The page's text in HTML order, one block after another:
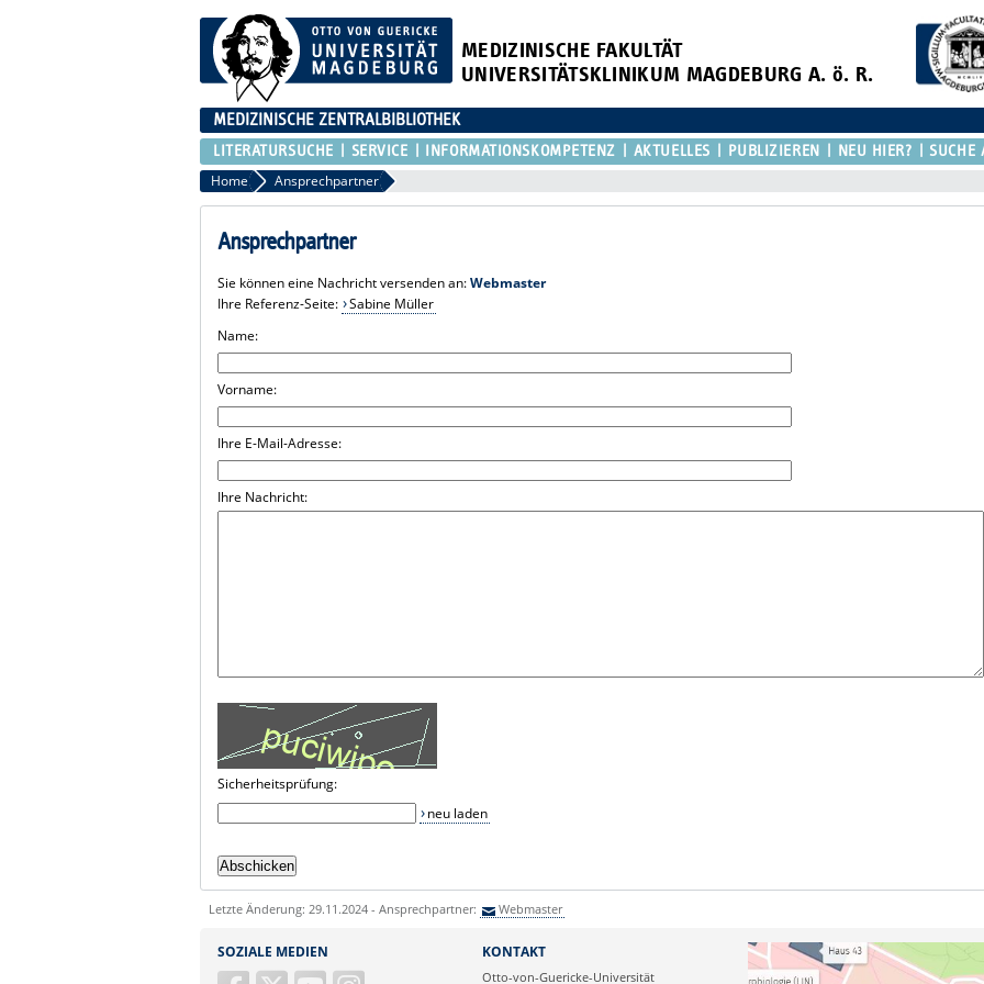
MEDIZINISCHE FAKULTÄT
UNIVERSITÄTSKLINIKUM MAGDEBURG A. ö. R.
MEDIZINISCHE ZENTRALBIBLIOTHEK
LITERATURSUCHE SERVICE INFORMATIONSKOMPETENZ AKTUELLES PUBLIZIEREN NEU HIER? SUCHE
Home Ansprechpartner
Ansprechpartner
Sie können eine Nachricht versenden an:Webmaster
Ihre Referenz-Seite: Sabine Müller
Name:
Vorname:
Ihre E-Mail-Adresse:
Ihre Nachricht:
Sicherheitsprüfung:
neu laden
Letzte Änderung: 29.11.2024 - Ansprechpartner: Webmaster
SOZIALE MEDIEN KONTAKT
Otto-von-Guericke-Universität